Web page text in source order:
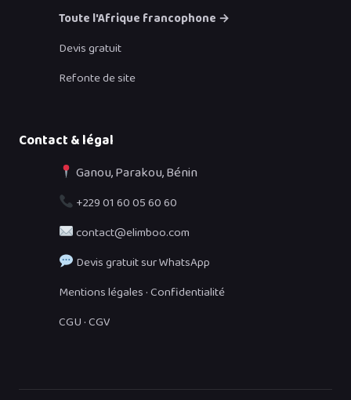
Toute l'Afrique francophone →
Devis gratuit
Refonte de site
Contact & légal
Ganou, Parakou, Bénin
+229 01 60 05 60 60
contact@elimboo.com
Devis gratuit sur WhatsApp
Mentions légales·Confidentialité
CGU·CGV